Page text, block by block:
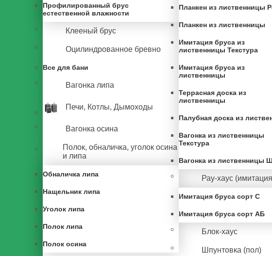
Профилированный брус
естественной влажности
Клееный брус
Оцилиндрованное бревно
Все для бани
Вагонка липа
Печи, Котлы, Дымоходы
Вагонка осина
Полок, обналичка, уголок осина
и липа
Обналичка липа
Нащельник липа
Уголок липа
Полок липа
Полок осина
Планкен из лиственницы
Планкен из лиственницы
Имитация бруса из
лиственницы Текстура
Имитация бруса из
лиственницы
Террасная доска из
лиственницы
Палубная доска из
Вагонка из лиственницы
Текстура
Вагонка из лиственницы
Рау-хаус
Имитация бруса сорт С
Имитация бруса сорт АБ
Блок-хаус
Шпунтовка (пол)